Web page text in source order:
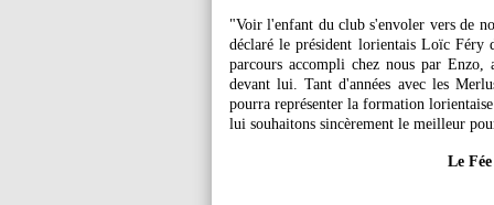
"Voir l'enfant du club s'envoler vers de
déclaré le président lorientais Loïc Féry
parcours accompli chez nous par
devant lui. Tant d'années avec les
pourra représenter la formation
lui souhaitons sincèrement le meilleur
Le